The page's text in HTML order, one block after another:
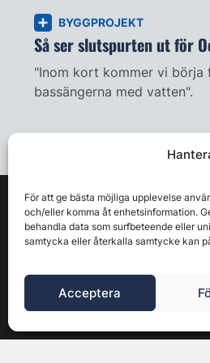
För att ge bästa möjliga upplevelse
och/eller komma åt enhetsinformation.
behandla data som surfbeteende eller
samtycka eller återkalla samtycke kan
Acceptera
BYGGPROJEKT
Så ser slutspurten ut för
"Inom kort kommer vi börja
bassängerna med vatten".